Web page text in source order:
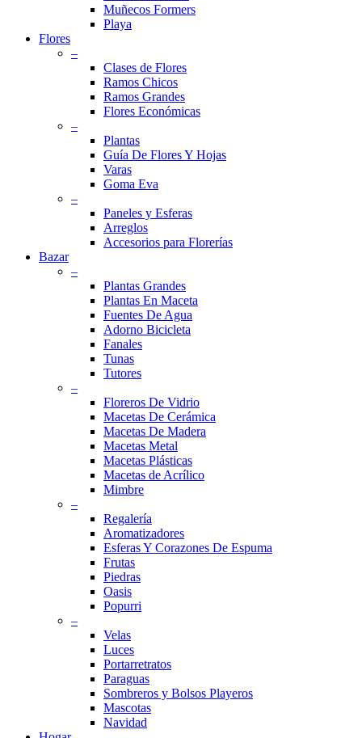
Muñecos Formers
Playa
Flores
–
Clases de Flores
Ramos Chicos
Ramos Grandes
Flores Económicas
–
Plantas
Guía De Flores Y Hojas
Varas
Goma Eva
–
Paneles y Esferas
Arreglos
Accesorios para Florerías
Bazar
–
Plantas Grandes
Plantas En Maceta
Fuentes De Agua
Adorno Bicicleta
Fanales
Tunas
Tutores
–
Floreros De Vidrio
Macetas De Cerámica
Macetas De Madera
Macetas Metal
Macetas Plásticas
Macetas de Acrílico
Mimbre
–
Regalería
Aromatizadores
Esferas Y Corazones De Espuma
Frutas
Piedras
Oasis
Popurri
–
Velas
Luces
Portarretratos
Paraguas
Sombreros y Bolsos Playeros
Mascotas
Navidad